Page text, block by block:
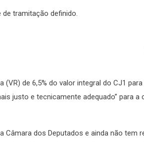
de tramitação definido.
(VR) de 6,5% do valor integral do CJ1
justo e tecnicamente adequado” para a
dos Deputados e ainda não tem